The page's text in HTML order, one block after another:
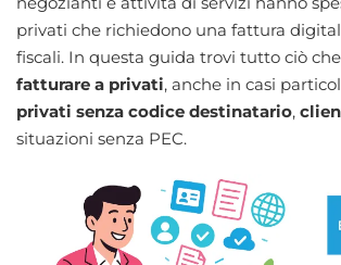
privati che richiedono una fattura
fiscali. In questa guida trovi tutto ciò
fatturare a privati, anche in casi
privati senza codice destinatario,
situazioni senza PEC.